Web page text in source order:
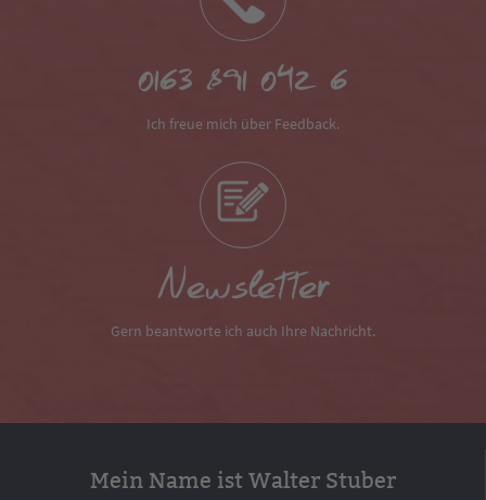
0163 891 042 6
Ich freue mich über Feedback.
Newsletter
Gern beantworte ich auch Ihre Nachricht.
Mein Name ist Walter Stuber